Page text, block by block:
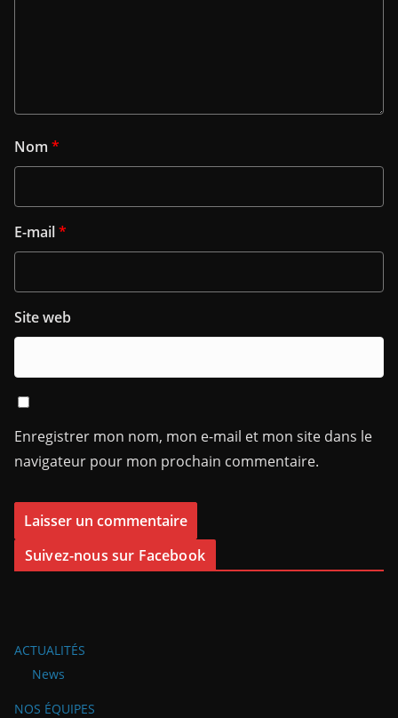
Nom *
E-mail*
Site web
Enregistrer mon nom, mon e-mail et mon site dans le
navigateur pour mon prochain commentaire.
Suivez-nous sur Facebook
ACTUALITÉS
News
NOS ÉQUIPES